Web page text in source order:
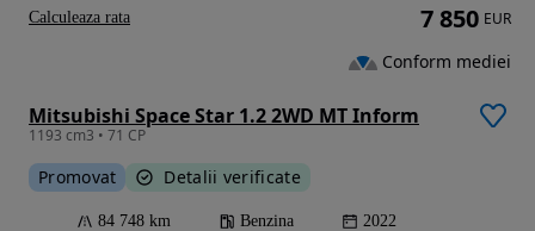
Mitsubishi Space Star 1.2 2WD MT Inform
1193 cm3 • 71 CP
Promovat Detalii verificate
84 748 km Benzina 2022
7 850 EUR
Conform mediei
Calculeaza rata